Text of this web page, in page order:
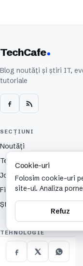
TechCafe
Blog noutăți și știri IT,
tutoriale
SECȚIUNI
Noutăți
Tehnologie
Jocuri
Filme
Știință
TEHNOLOGIE
Portabile
Cookie-uri
Folosim cookie-uri
site-ul. Analiza
Refuz